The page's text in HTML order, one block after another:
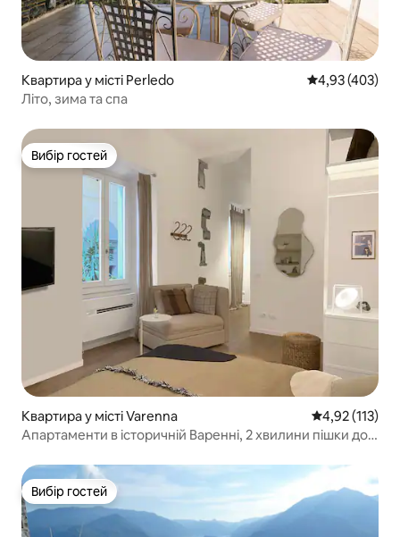
Квартира у місті Perledo Середня
4,93 (403)
Літо, зима та спа
Вибір гостей
Вибір гостей
Квартира у місті Varenna Середня
4,92 (113)
Апартаменти в історичній Варенні, 2 хвилини пішки до
Вибір гостей
Вибір гостей